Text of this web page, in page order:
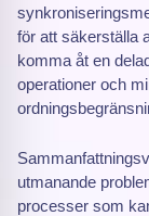
för att säkerställa
komma åt en
operationer och
utmanande
processer som